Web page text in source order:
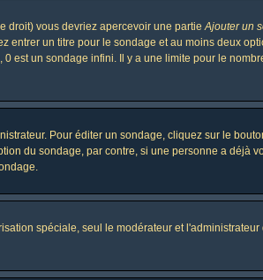
droit) vous devriez apercevoir une partieAjouter un
un titre pour le sondage et au moins deux
est un sondage infini. Il y a une limite pour le
Pour éditer un sondage, cliquez sur le
du sondage, par contre, si une personne a déjà
spéciale, seul le modérateur et